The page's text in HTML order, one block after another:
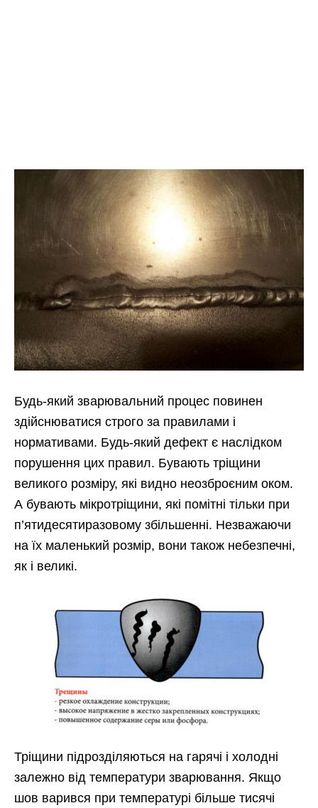
Будь-який зварювальний процес повинен
здійснюватися строго за правилами і
нормативами. Будь-який дефект є наслідком
порушення цих правил. Бувають тріщини
великого розміру, які видно неозброєним оком.
А бувають мікротріщини, які помітні тільки при
п’ятидесятиразовому збільшенні. Незважаючи
на їх маленький розмір, вони також небезпечні,
як і великі.
Тріщини підрозділяються на гарячі і холодні
залежно від температури зварювання. Якщо
шов варився при температурі більше тисячі